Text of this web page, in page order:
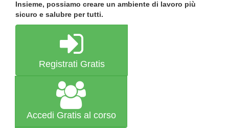
Insieme, possiamo creare un ambiente di lavoro più
sicuro e salubre per tutti.
Registrati Gratis
Accedi Gratis al corso